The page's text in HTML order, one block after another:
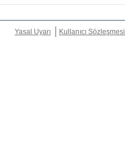
Yasal Uyarı Kullanıcı Sözleşmesi